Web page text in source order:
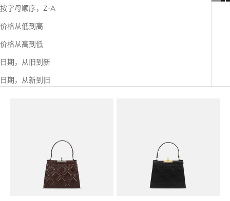
按字母顺序，Z-A
价格从低到高
价格从高到低
日期，从旧到新
日期，从新到旧